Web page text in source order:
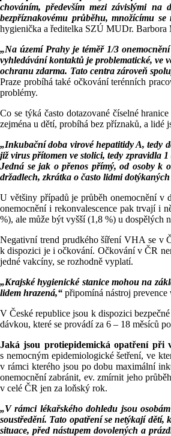
chováním, především mezi závislými
bezpříznakovému průběhu, množícímu
hygienička a ředitelka SZÚ MUDr.
„Na území Prahy je téměř 1/3
vyhledávání kontaktů je problematické, ve
ochranu zdarma. Tato centra zároveň
Praze probíhá také očkování terénních
problémy.
Co se týká často dotazované číselné
zejména u dětí, probíhá bez příznaků, a
„Inkubační doba virové hepatitidy A, tedy
již virus přítomen ve stolici, tedy zpravidla
Jedná se jak o přenos přímý, od osoby k
držadlech, zkrátka o často lidmi
U většiny případů je průběh onemocnění v
onemocnění i rekonvalescence pak trvají i
%), ale může být vyšší (1,8 %) u dospělých
Negativní trend prudkého šíření VHA se v
k dispozici je i očkování. Očkování v ČR
jedné vakcíny, se rozhodně vyplatí.
„Krajské hygienické stanice mohou na
lidem hrazená,“ připomíná nástroj
V České republice jsou k dispozici
dávkou, které se provádí za 6 – 18 měsíců
Jaká jsou protiepidemická opatření při
s nemocným epidemiologické šetření, ve
v rámci kterého jsou po dobu maximální
onemocnění zabránit, ev. zmírnit jeho
v celé ČR jen za loňský rok.
„V rámci lékařského dohledu jsou
soustředění. Tato opatření se netýkají dětí,
situace, před nástupem dovolených a